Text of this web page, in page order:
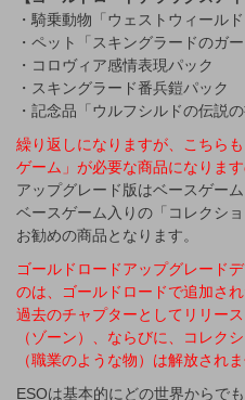
・騎乗動物「ウェストウィールド
・ペット「スキングラードのガー
・コロヴィア感情表現パック
・スキングラード番兵鎧パック
・記念品「ウルフシルドの伝説の
繰り返しになりますが、こちら
ゲーム」が必要な商品になります
アップグレード版はベースゲー
ベースゲーム入りの「コレクシ
お勧めの商品となります。
ゴールドロードアップグレード
のは、ゴールドロードで追加さ
過去のチャプターとしてリリー
（ゾーン）、ならびに、コレク
（職業のような物）は解放され
ESOは基本的にどの世界からで